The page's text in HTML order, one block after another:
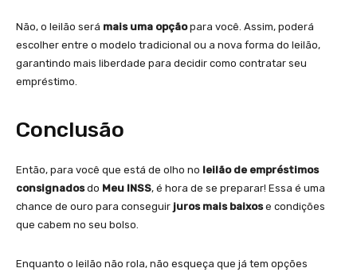
Não, o leilão será mais uma opçãopara você. Assim, poderá
escolher entre o modelo tradicional ou a nova forma do leilão,
garantindo mais liberdade para decidir como contratar seu
empréstimo.
Conclusão
Então, para você que está de olho no leilão de empréstimos
consignadosdo Meu INSS, é hora de se preparar! Essa é uma
chance de ouro para conseguir juros mais baixose condições
que cabem no seu bolso.
Enquanto o leilão não rola, não esqueça que já tem opções